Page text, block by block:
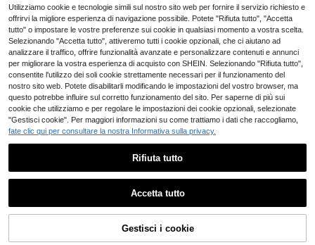
eopardata, essenziale per le vacan
ze
9.21€
4-7 giorni lavorativi
a, sandali con punta aperta per prim
avera ed estate, adatte per abiti
AGGIUNGI AL CARRELLO
Utilizziamo cookie e tecnologie simili sul nostro sito web per fornire il servizio richiesto e
offrirvi la migliore esperienza di navigazione possibile. Potete "Rifiuta tutto", "Accetta
tutto" o impostare le vostre preferenze sui cookie in qualsiasi momento a vostra scelta.
Selezionando "Accetta tutto", attiveremo tutti i cookie opzionali, che ci aiutano ad
analizzare il traffico, offrire funzionalità avanzate e personalizzare contenuti e annunci
per migliorare la vostra esperienza di acquisto con SHEIN. Selezionando "Rifiuta tutto",
consentite l'utilizzo dei soli cookie strettamente necessari per il funzionamento del
nostro sito web. Potete disabilitarli modificando le impostazioni del vostro browser, ma
questo potrebbe influire sul corretto funzionamento del sito. Per saperne di più sui
cookie che utilizziamo e per regolare le impostazioni dei cookie opzionali, selezionate
"Gestisci cookie". Per maggiori informazioni su come trattiamo i dati che raccogliamo,
fate clic qui per consultare la nostra Informativa sulla privacy.
Rifiuta tutto
Accetta tutto
Gestisci i cookie